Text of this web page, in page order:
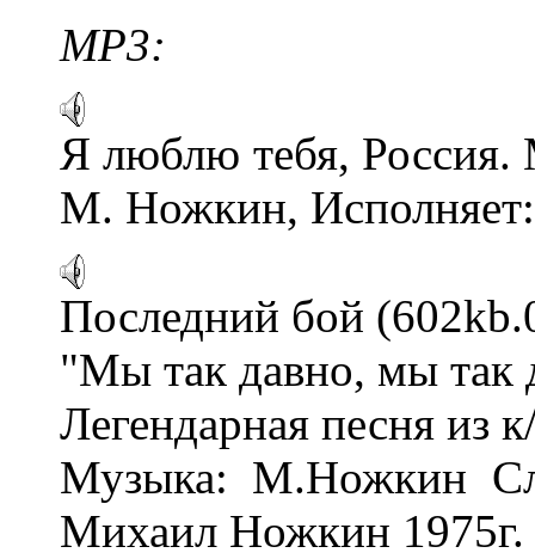
MP3:
Я люблю тебя,
М. Ножкин,
Последний бой
"Мы так давно, мы так
Легендарная песня из
Музыка: М.Ножкин
Михаил Ножкин 1975г.